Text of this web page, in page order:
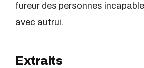
fureur des personnes
avec autrui.
Extraits